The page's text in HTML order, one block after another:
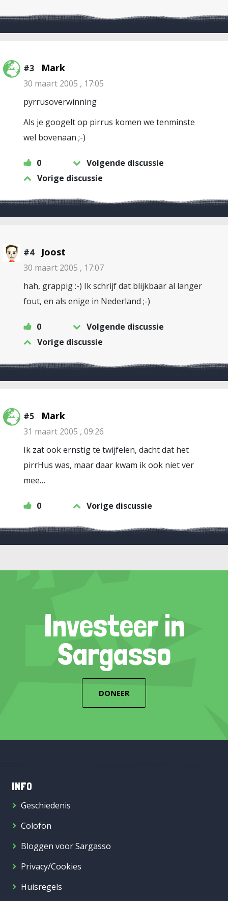
#3 Mark
30 maart 2005 , 17:05
pyrrusoverwinning
Als je googelt op pirrus komen we tenminste
wel bovenaan ;-)
0
Volgende discussie
Vorige discussie
#4 Joost
30 maart 2005 , 17:07
hah, grappig :-) Ik schrijf dat blijkbaar al langer
fout, en als enige in Nederland ;-)
0
Volgende discussie
Vorige discussie
#5 Mark
31 maart 2005 , 09:26
Ik zat ook ernstig te twijfelen, dacht dat het
pirrHus was, maar daar kwam ik ook niet ver
mee…
0 Vorige discussie
Investeer in
Sargasso
DONEER
INFO
Geschiedenis
Colofon
Bloggen voor Sargasso
Privacy/Cookies
Huisregels